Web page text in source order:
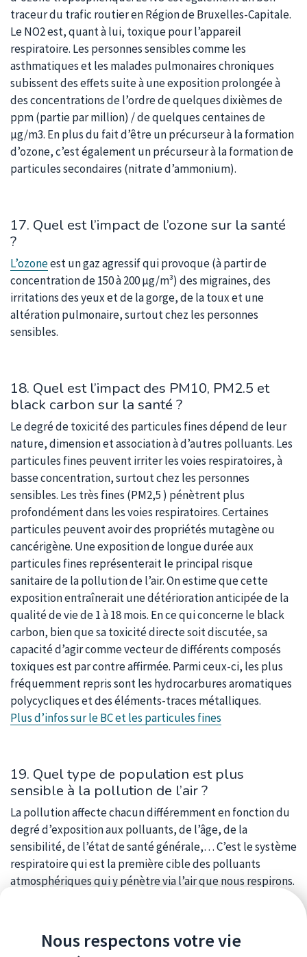
Nous respectons votre vie
traceur du trafic routier en Région de Bruxelles-Capitale.
Le NO2 est, quant à lui, toxique pour l’appareil
respiratoire. Les personnes sensibles comme les
asthmatiques et les malades pulmonaires chroniques
subissent des effets suite à une exposition prolongée à
des concentrations de l’ordre de quelques dixièmes de
ppm (partie par million) / de quelques centaines de
µg/m3. En plus du fait d’être un précurseur à la formation
d’ozone, c’est également un précurseur à la formation de
particules secondaires (nitrate d’ammonium).
17. Quel est l’impact de l’ozone sur la santé
?
L’ozoneest un gaz agressif qui provoque (à partir de
concentration de 150 à 200 µg/m³) des migraines, des
irritations des yeux et de la gorge, de la toux et une
altération pulmonaire, surtout chez les personnes
sensibles.
18. Quel est l’impact des PM10, PM2.5 et
black carbon sur la santé ?
Le degré de toxicité des particules fines dépend de leur
nature, dimension et association à d’autres polluants. Les
particules fines peuvent irriter les voies respiratoires, à
basse concentration, surtout chez les personnes
sensibles. Les très fines (PM2,5 ) pénètrent plus
profondément dans les voies respiratoires. Certaines
particules peuvent avoir des propriétés mutagène ou
cancérigène. Une exposition de longue durée aux
particules fines représenterait le principal risque
sanitaire de la pollution de l’air. On estime que cette
exposition entraînerait une détérioration anticipée de la
qualité de vie de 1 à 18 mois. En ce qui concerne le black
carbon, bien que sa toxicité directe soit discutée, sa
capacité d’agir comme vecteur de différents composés
toxiques est par contre affirmée. Parmi ceux-ci, les plus
fréquemment repris sont les hydrocarbures aromatiques
polycycliques et des éléments-traces métalliques.
Plus d’infos sur le BC et les particules fines
19. Quel type de population est plus
sensible à la pollution de l’air ?
La pollution affecte chacun différemment en fonction du
degré d’exposition aux polluants, de l’âge, de la
sensibilité, de l’état de santé générale,… C’est le système
respiratoire qui est la première cible des polluants
atmosphériques qui y pénètre via l’air que nous respirons.
Ainsi que les personnes souffrant de problèmes
respiratoires, problèmes cardio-vasculaires et les femmes